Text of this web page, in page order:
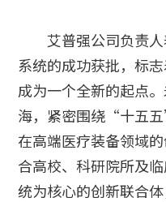
艾普强公司负责人
系统的成功获批，标
成为一个全新的起点
海，紧密围绕“十五
在高端医疗装备领域
合高校、科研院所及
统为核心的创新联合